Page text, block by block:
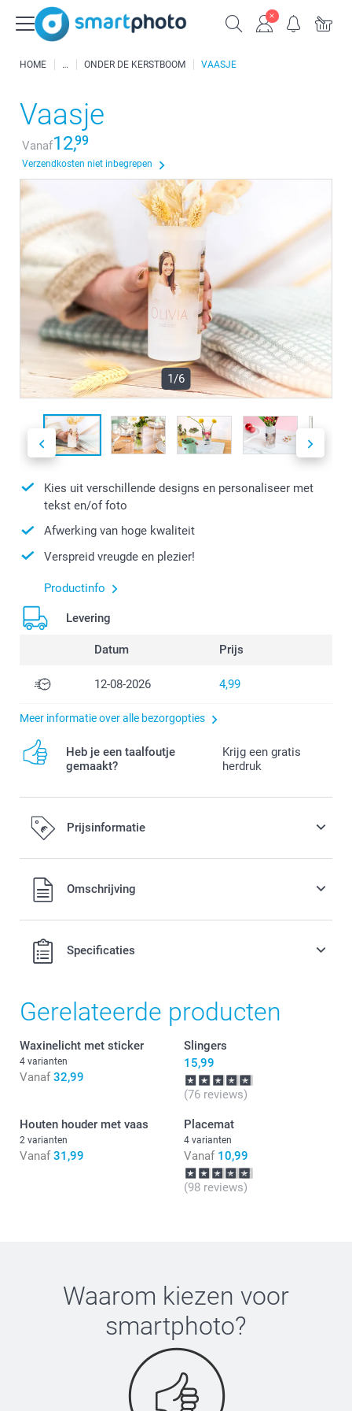
HOME ONDER DE KERSTBOOM VAASJE
Vaasje
Vanaf12,99
Verzendkosten niet inbegrepen
1/6
Kies uit verschillende designs en personaliseer met
tekst en/of foto
Afwerking van hoge kwaliteit
Verspreid vreugde en plezier!
Productinfo
Levering
Datum Prijs
12-08-2026 4,99
Meer informatie over alle bezorgopties
Heb je een taalfoutje
gemaakt?
Krijg een gratis
herdruk
Prijsinformatie
Alle prijzen zijn in EURO (€) inclusief BTW en exclusief
verzendkosten.Omschrijving
Specificaties
Gerelateerde producten
Waxinelicht met sticker
4 varianten
Vanaf 32,99
Slingers
15,99
(76 reviews)
Houten houder met vaas
2 varianten
Vanaf 31,99
Placemat
4 varianten
Vanaf 10,99
(98 reviews)
Waarom kiezen voor
smartphoto?